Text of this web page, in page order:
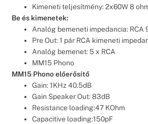
Kimeneti teljesítmény: 2x60W 8
Be és kimenetek:
Analóg bemeneti impedancia: RCA
Pre Out: 1 pár RCA kimeneti
Analóg bemenet: 5 x RCA
MM15 Phono
MM15 Phono előerősítő
Gain: 1KHz 40.5dB
Gain Speaker Out: 83dB
Resistance loading:47 KOhm
Capacitive loading:150pF